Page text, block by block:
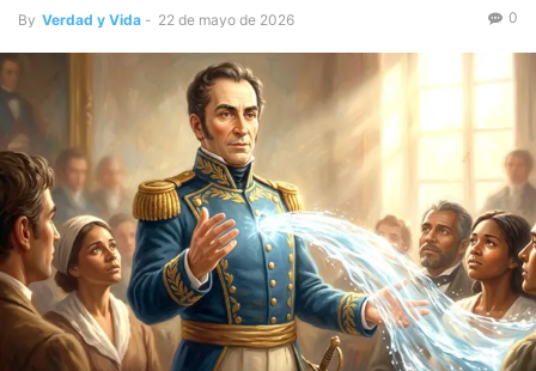
By Verdad y Vida - 22 de mayo de 2026 0